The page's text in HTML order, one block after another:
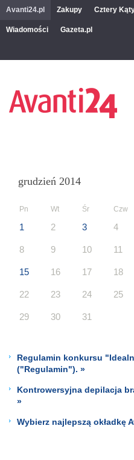
Avanti24.pl Zakupy Cztery
Wiadomości Gazeta.pl
grudzień 2014
Pn Wt Śr Czw
1 2 3 4
8 9 10 11
15 16 17 18
22 23 24 25
29 30 31
Regulamin konkursu
("Regulamin"). »
Kontrowersyjna depilacja
»
Wybierz najlepszą okładkę